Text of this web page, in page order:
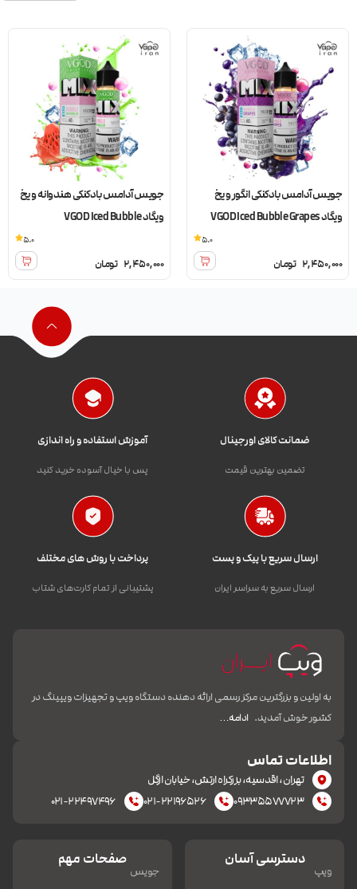
جویس آدامس بادکنکی انگور و یخ
ویگاد VGOD Iced Bubble Grapes
2,450,000 تومان
5.0
جویس آدامس بادکنکی هندوانه و یخ
ویگاد VGOD Iced Bubble
2,450,000 تومان
5.0
ضمانت کالای اورجینال
تضمین بهترین قیمت
آموزش استفاده و راه اندازی
پس با خیال آسوده خرید کنید
ارسال سریع با پیک و پست
ارسال سریع به سراسر ایران
پرداخت با روش های مختلف
پشتیبانی از تمام کارت‌های شتاب
به اولین و بزرگترین مرکز رسمی ارائه دهنده دستگاه ویپ و تجهیزات ویپینگ در
کشور خوش آمدید. ادامه…
اطلاعات تماس
تهران، اقدسیه، بزرکراه ارتش، خیابان ازگل
۰۹۳۳۵۵۷۷۷۲۳
۰۲۱-۲۲۱۹۶۵۲۶ ۰۲۱-۲۲۴۹۷۴۹۶
دسترسی آسان
ویپ
صفحات مهم
جویس